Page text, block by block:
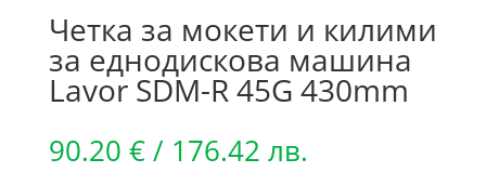
Четка за мокети и килими
за еднодискова машина
Lavor SDM-R 45G 430mm
90.20 €/ 176.42 лв.